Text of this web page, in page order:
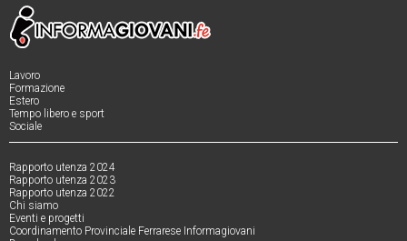
Lavoro
Formazione
Estero
Tempo libero e sport
Sociale
Rapporto utenza 2024
Rapporto utenza 2023
Rapporto utenza 2022
Chi siamo
Eventi e progetti
Coordinamento Provinciale Ferrarese Informagiovani